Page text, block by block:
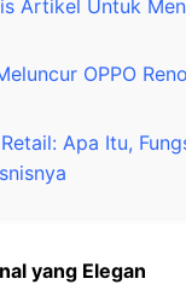
Artikel Untuk
OPPO
Apa Itu,
yang Elegan